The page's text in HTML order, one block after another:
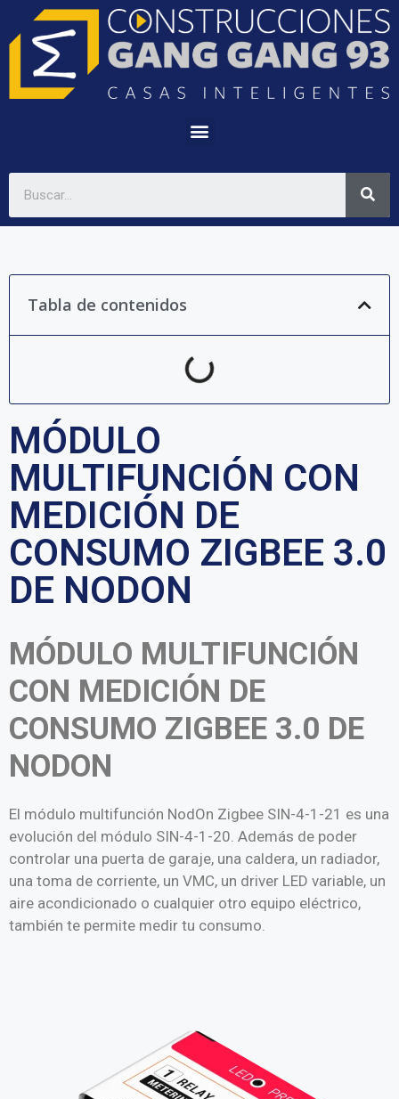
Tabla de contenidos
MÓDULO
MULTIFUNCIÓN CON
MEDICIÓN DE
CONSUMO ZIGBEE 3.0
DE NODON
MÓDULO MULTIFUNCIÓN
CON MEDICIÓN DE
CONSUMO ZIGBEE 3.0 DE
NODON
El módulo multifunción NodOn Zigbee SIN-4-1-21 es una
evolución del módulo SIN-4-1-20. Además de poder
controlar una puerta de garaje, una caldera, un radiador,
una toma de corriente, un VMC, un driver LED variable, un
aire acondicionado o cualquier otro equipo eléctrico,
también te permite medir tu consumo.